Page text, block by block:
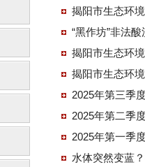
揭阳市生态环
“黑作坊”非法
揭阳市生态环
揭阳市生态环
2025年第三季
2025年第二季
2025年第一季
水体突然变蓝